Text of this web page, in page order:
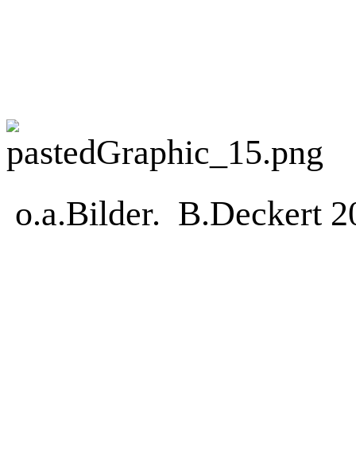
o.a.Bilder. B.Deckert